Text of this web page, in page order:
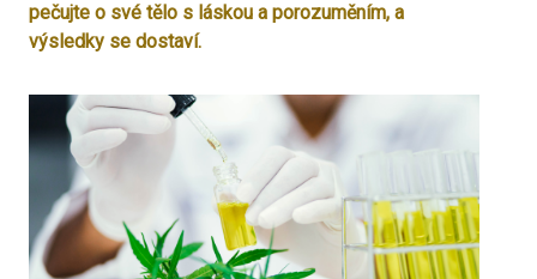
pečujte o své tělo s láskou a porozuměním, a
výsledky se dostaví.